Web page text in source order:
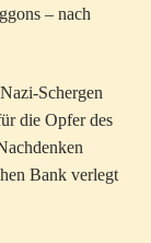
– nach
Schergen
die Opfer des
Bank verlegt